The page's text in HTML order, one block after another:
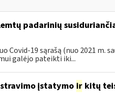
padarinių
19 sąrašą (nuo 2021 m.
galėjo pateikti iki...
įstatymo irkitų